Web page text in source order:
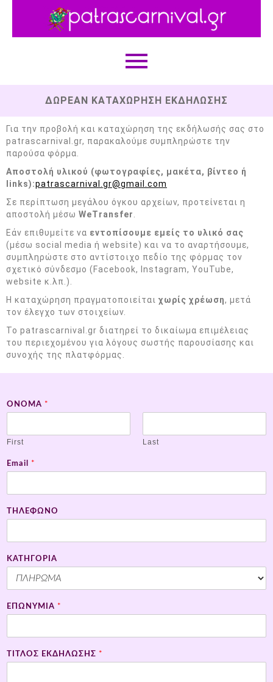
ΔΩΡΕΑΝ ΚΑΤΑΧΩΡΗΣΗ ΕΚΔΗΛΩΣΗΣ
Για την προβολή και καταχώρηση της εκδήλωσής σας στο
patrascarnival.gr, παρακαλούμε συμπληρώστε την
παρούσα φόρμα.
Αποστολή υλικού (φωτογραφίες, μακέτα, βίντεο ή
links):patrascarnival.gr@gmail.com
Σε περίπτωση μεγάλου όγκου αρχείων, προτείνεται η
αποστολή μέσω WeTransfer
Εάν επιθυμείτε να εντοπίσουμε εμείς το υλικό σας
(μέσω social media ή website) και να το αναρτήσουμε,
συμπληρώστε στο αντίστοιχο πεδίο της φόρμας τον
σχετικό σύνδεσμο (Facebook, Instagram, YouTube,
website κ.λπ.).
Η καταχώρηση πραγματοποιείται χωρίς χρέωση, μετά
τον έλεγχο των στοιχείων.
Το patrascarnival.gr διατηρεί το δικαίωμα επιμέλειας
του περιεχομένου για λόγους σωστής παρουσίασης και
συνοχής της πλατφόρμας.
ΟΝΟΜΑ *
First Last
Email *
ΤΗΛΕΦΩΝΟ
ΚΑΤΗΓΟΡΙΑ
ΕΠΩΝΥΜΙΑ *
ΤΙΤΛΟΣ ΕΚΔΗΛΩΣΗΣ *